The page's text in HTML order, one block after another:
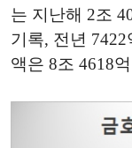
는 지난해 2조
기록, 전년
액은 8조 4618